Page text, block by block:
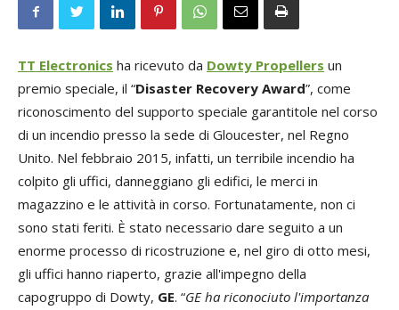
TT Electronics ha ricevuto da Dowty Propellers un
premio speciale, il “Disaster Recovery Award”, come
riconoscimento del supporto speciale garantitole nel corso
di un incendio presso la sede di Gloucester, nel Regno
Unito. Nel febbraio 2015, infatti, un terribile incendio ha
colpito gli uffici, danneggiano gli edifici, le merci in
magazzino e le attività in corso. Fortunatamente, non ci
sono stati feriti. È stato necessario dare seguito a un
enorme processo di ricostruzione e, nel giro di otto mesi,
gli uffici hanno riaperto, grazie all'impegno della
capogruppo di Dowty, GE. “GE ha riconociuto l'importanza